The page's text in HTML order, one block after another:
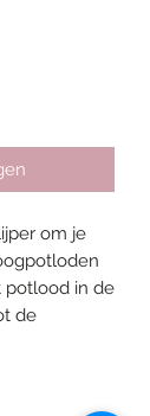
om je
potlood in de
de